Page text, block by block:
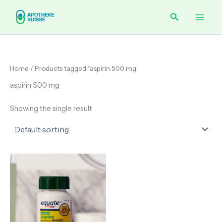
content
Search
Home / Products tagged “aspirin 500 mg”
aspirin 500 mg
Showing the single result
Price
€ 212.00